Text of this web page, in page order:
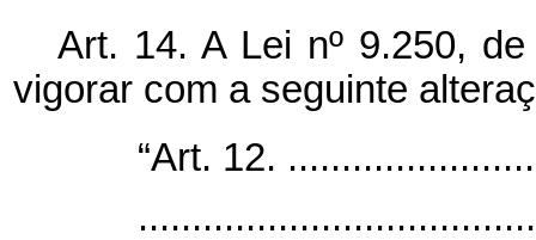
Art. 14. A Lei nº 9.250,
vigorar com a seguinte
“Art. 12.